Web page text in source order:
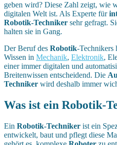
geben wird? Diese Zahl zeigt, wie
digitalen Welt ist. Als Experte für
Robotik-Techniker sehr gefragt.
halten sie in Gang.
Der Beruf des Robotik-Technikers
Wissen in Mechanik, Elektronik,
einer immer digitalen und
Breitenwissen entscheidend. Die
Techniker wird deshalb immer
Was ist ein Robotik-
Ein Robotik-Techniker ist ein
entwickelt, baut und pflegt diese